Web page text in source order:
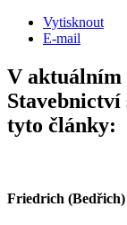
Vytisknout
E-mail
V aktuálním
tyto články:
Friedrich